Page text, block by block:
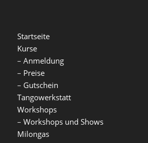
Startseite
Kurse
– Anmeldung
– Preise
– Gutschein
Tangowerkstatt
Workshops
– Workshops und Shows
Milongas